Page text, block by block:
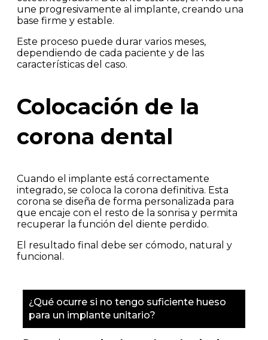
une progresivamente al implante, creando una
base firme y estable.
Este proceso puede durar varios meses,
dependiendo de cada paciente y de las
características del caso.
Colocación de la
corona dental
Cuando el implante está correctamente
integrado, se coloca la corona definitiva. Esta
corona se diseña de forma personalizada para
que encaje con el resto de la sonrisa y permita
recuperar la función del diente perdido.
El resultado final debe ser cómodo, natural y
funcional.
¿Qué ocurre si no tengo suficiente hueso
para un implante unitario?